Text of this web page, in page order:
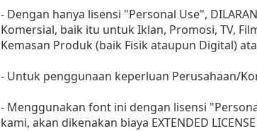
- Dengan hanya lisensi "Personal Use",
Komersial, baik itu untuk Iklan, Promosi, TV,
Kemasan Produk (baik Fisik ataupun Digital)
- Untuk penggunaan keperluan Perusahaan/
- Menggunakan font ini dengan lisensi
kami, akan dikenakan biaya EXTENDED